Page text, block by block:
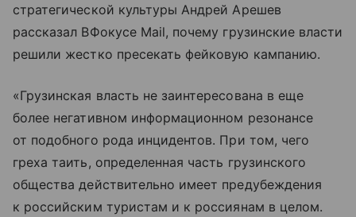
стратегической культуры Андрей Арешев
рассказал ВФокусе Mail, почему грузинские власти
решили жестко пресекать фейковую кампанию.
«Грузинская власть не заинтересована в еще
более негативном информационном резонансе
от подобного рода инцидентов. При том, чего
греха таить, определенная часть грузинского
общества действительно имеет предубеждения
к российским туристам и к россиянам в целом.